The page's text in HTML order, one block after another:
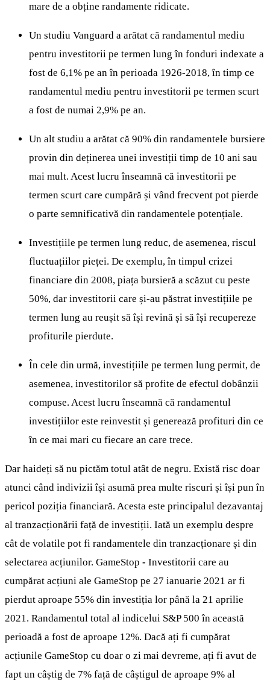
mare de a obține randamente ridicate.
Un studiu Vanguard a arătat că randamentul mediu
pentru investitorii pe termen lung în fonduri indexate a
fost de 6,1% pe an în perioada 1926-2018, în timp ce
randamentul mediu pentru investitorii pe termen scurt
a fost de numai 2,9% pe an.
Un alt studiu a arătat că 90% din randamentele bursiere
provin din deținerea unei investiții timp de 10 ani sau
mai mult. Acest lucru înseamnă că investitorii pe
termen scurt care cumpără și vând frecvent pot pierde
o parte semnificativă din randamentele potențiale.
Investițiile pe termen lung reduc, de asemenea, riscul
fluctuațiilor pieței. De exemplu, în timpul crizei
financiare din 2008, piața bursieră a scăzut cu peste
50%, dar investitorii care și-au păstrat investițiile pe
termen lung au reușit să își revină și să își recupereze
profiturile pierdute.
În cele din urmă, investițiile pe termen lung permit, de
asemenea, investitorilor să profite de efectul dobânzii
compuse. Acest lucru înseamnă că randamentul
investițiilor este reinvestit și generează profituri din ce
în ce mai mari cu fiecare an care trece.
Dar haideți să nu pictăm totul atât de negru. Există risc doar
atunci când indivizii își asumă prea multe riscuri și își pun în
pericol poziția financiară. Acesta este principalul dezavantaj
al tranzacționării față de investiții. Iată un exemplu despre
cât de volatile pot fi randamentele din tranzacționare și din
selectarea acțiunilor. GameStop - Investitorii care au
cumpărat acțiuni ale GameStop pe 27 ianuarie 2021 ar fi
pierdut aproape 55% din investiția lor până la 21 aprilie
2021. Randamentul total al indicelui S&P 500 în această
perioadă a fost de aproape 12%. Dacă ați fi cumpărat
acțiunile GameStop cu doar o zi mai devreme, ați fi avut de
fapt un câștig de 7% față de câștigul de aproape 9% al